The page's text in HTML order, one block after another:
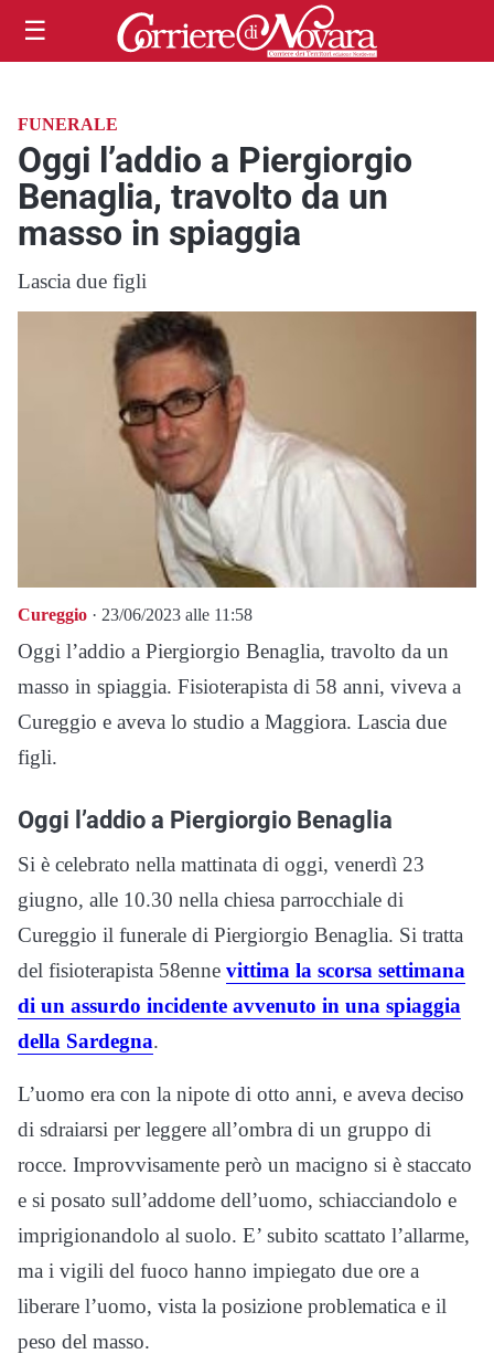
☰
FUNERALE
Oggi l’addio a Piergiorgio
Benaglia, travolto da un
masso in spiaggia
Lascia due figli
Cureggio · 23/06/2023 alle 11:58
Oggi l’addio a Piergiorgio Benaglia, travolto da un
masso in spiaggia. Fisioterapista di 58 anni, viveva a
Cureggio e aveva lo studio a Maggiora. Lascia due
figli.
Oggi l’addio a Piergiorgio Benaglia
Si è celebrato nella mattinata di oggi, venerdì 23
giugno, alle 10.30 nella chiesa parrocchiale di
Cureggio il funerale di Piergiorgio Benaglia. Si tratta
del fisioterapista 58enne vittima la scorsa settimana
di un assurdo incidente avvenuto in una spiaggia
della Sardegna.
L’uomo era con la nipote di otto anni, e aveva deciso
di sdraiarsi per leggere all’ombra di un gruppo di
rocce. Improvvisamente però un macigno si è staccato
e si posato sull’addome dell’uomo, schiacciandolo e
imprigionandolo al suolo. E’ subito scattato l’allarme,
ma i vigili del fuoco hanno impiegato due ore a
liberare l’uomo, vista la posizione problematica e il
peso del masso.